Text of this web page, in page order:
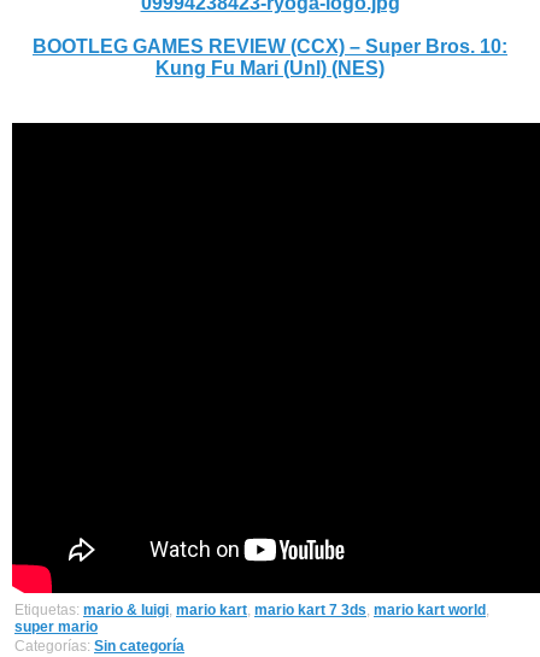
BOOTLEG GAMES REVIEW (CCX) – Super Bros. 10:
Kung Fu Mari (Unl) (NES)
Etiquetas: mario & luigi, mario kart, mario kart 7 3ds, mario kart world ,
super mario
Categorías: Sin categoría